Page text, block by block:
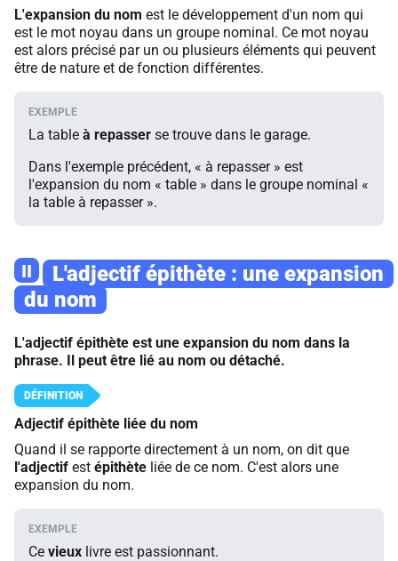
L'expansion du nom est le développement d'un nom qui
est le mot noyau dans un groupe nominal. Ce mot noyau
est alors précisé par un ou plusieurs éléments qui peuvent
être de nature et de fonction différentes.
La table à repasser se trouve dans le garage.
Dans l'exemple précédent, « à repasser » est
l'expansion du nom « table » dans le groupe nominal «
la table à repasser ».
II
L'adjectif épithète : une expansion
du nom
L'adjectif épithète est une expansion du nom dans la
phrase. Il peut être lié au nom ou détaché.
Adjectif épithète liée du nom
Quand il se rapporte directement à un nom, on dit que
l'adjectif est épithète liée de ce nom. C'est alors une
expansion du nom.
Ce vieux livre est passionnant.